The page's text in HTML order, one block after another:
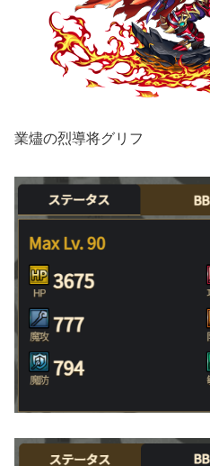
業燼の烈導将グリフ